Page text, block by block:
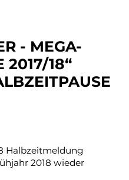
- MEGA-
2017/18“
Halbzeitmeldung
2018 wieder